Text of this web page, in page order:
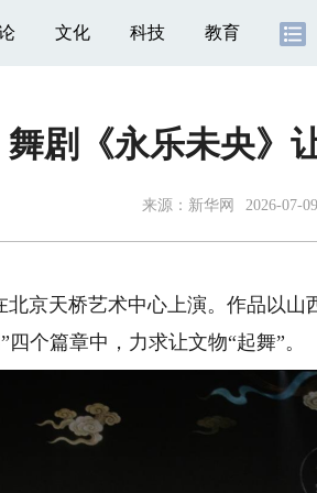
文化 科技 教育
舞剧《永乐未央》
来源： 新华网 2026-07-
京天桥艺术中心上演。作品以山
个篇章中，力求让文物“起舞”。